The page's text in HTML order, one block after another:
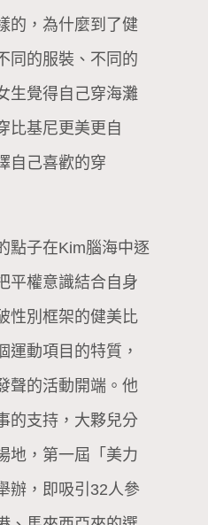
的，為什麼到了健
同的服裝、不同的
生覺得自己穿海灘
比基尼更美更自
自己喜歡的穿
點子在Kim腦海中逐
平權意識結合自身
性別框架的健美比
運動項目的特質，
聲的活動開端。他
的支持，大夥兒分
地，第一屆「美力
辦，即吸引32人參